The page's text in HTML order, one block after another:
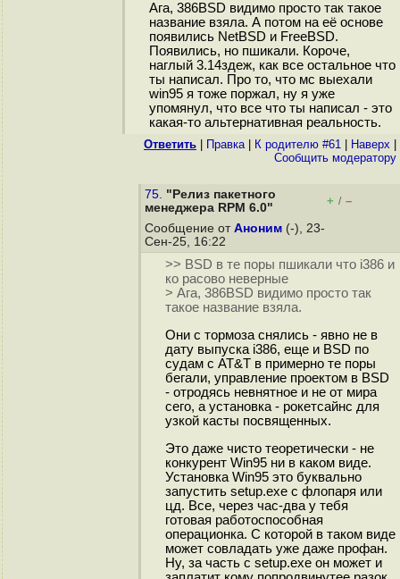
Ага, 386BSD видимо просто так такое
название взяла. А потом на её основе
появились NetBSD и FreeBSD.
Появились, но пшикали. Короче,
наглый 3.14здеж, как все остальное что
ты написал. Про то, что мс выехали
win95 я тоже поржал, ну я уже
упомянул, что все что ты написал - это
какая-то альтернативная реальность.
Ответить Правка| К родителю #61 Наверх
Cообщить модератору
75. "Релиз пакетного
менеджера RPM 6.0"
+ / –
Сообщение от Аноним (-), 23-
Сен-25, 16:22
>> BSD в те поры пшикали что i386 и
ко расово неверные
> Ага, 386BSD видимо просто так
такое название взяла.
Они с тормоза снялись - явно не в
дату выпуска i386, еще и BSD по
судам с AT&T в примерно те поры
бегали, управление проектом в BSD
- отродясь невнятное и не от мира
сего, а установка - рокетсайнс для
узкой касты посвященных.
Это даже чисто теоретически - не
конкурент Win95 ни в каком виде.
Установка Win95 это буквально
запустить setup.exe с флопаря или
цд. Все, через час-два у тебя
готовая работоспособная
операционка. С которой в таком виде
может совладать уже даже профан.
Ну, за часть с setup.exe он может и